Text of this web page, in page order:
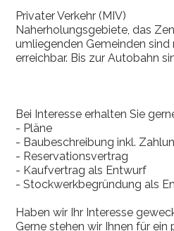
Privater Verkehr (MIV)
Naherholungsgebiete, das
umliegenden Gemeinden
erreichbar. Bis zur Autobahn
Bei Interesse erhalten Sie
- Pläne
- Baubeschreibung inkl.
- Reservationsvertrag
- Kaufvertrag als Entwurf
- Stockwerkbegründung als
Haben wir Ihr Interesse
Gerne stehen wir Ihnen für ein